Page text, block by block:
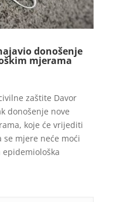
donošenje
mjerama
zaštite Davor
donošenje nove
koje će vrijediti
se mjere neće moći